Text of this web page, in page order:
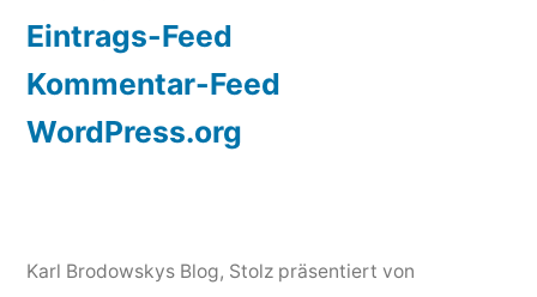
Eintrags-Feed
Kommentar-Feed
WordPress.org
Karl Brodowskys Blog, Stolz präsentiert von